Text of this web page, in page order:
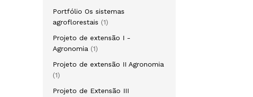
Portfólio Os sistemas
agroflorestais
1
Projeto de extensão I -
Agronomia
1
Projeto de extensão II Agronomia
1
Projeto de Extensão III